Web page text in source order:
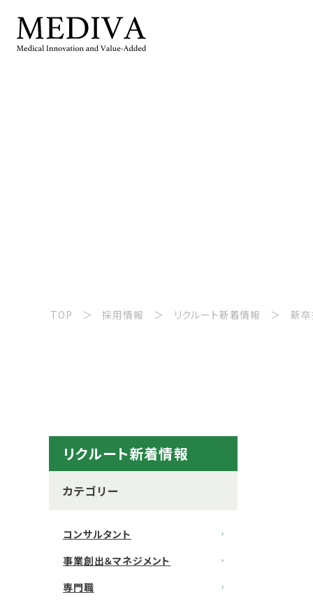
TOP 採用情報 リクルート新着情報 新
リクルート新着情報
カテゴリー
コンサルタント
事業創出＆マネジメント
専門職